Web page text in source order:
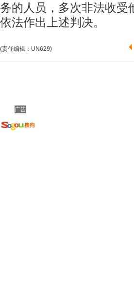
务的人员，多次非法收受
依法作出上述判决。
(责任编辑：UN629)
广告